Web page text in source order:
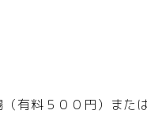
有料５００円）また